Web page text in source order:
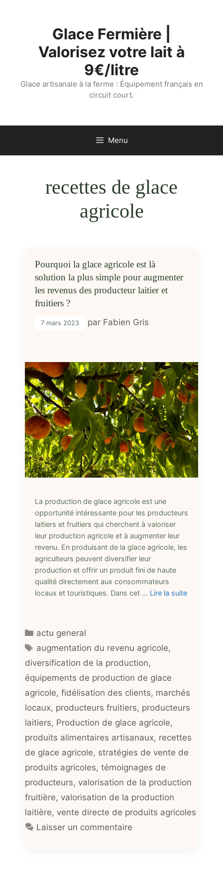
Glace Fermière |
Valorisez votre lait à
9€/litre
Glace artisanale à la ferme : Équipement français en
circuit court.
Menu
recettes de glace
agricole
Pourquoi la glace agricole est là
solution la plus simple pour augmenter
les revenus des producteur laitier et
fruitiers ?
7 mars 2023 par Fabien Gris
La production de glace agricole est une
opportunité intéressante pour les producteurs
laitiers et fruitiers qui cherchent à valoriser
leur production agricole et à augmenter leur
revenu. En produisant de la glace agricole, les
agriculteurs peuvent diversifier leur
production et offrir un produit fini de haute
qualité directement aux consommateurs
locaux et touristiques. Dans cet … Lire la suite
Catégories
actu general
Étiquettes
augmentation du revenu agricole,
diversification de la production,
équipements de production de glace
agricole, fidélisation des clients, marchés
locaux, producteurs fruitiers, producteurs
laitiers, Production de glace agricole,
produits alimentaires artisanaux, recettes
de glace agricole, stratégies de vente de
produits agricoles, témoignages de
producteurs, valorisation de la production
fruitière, valorisation de la production
laitière, vente directe de produits agricoles
Laisser un commentaire